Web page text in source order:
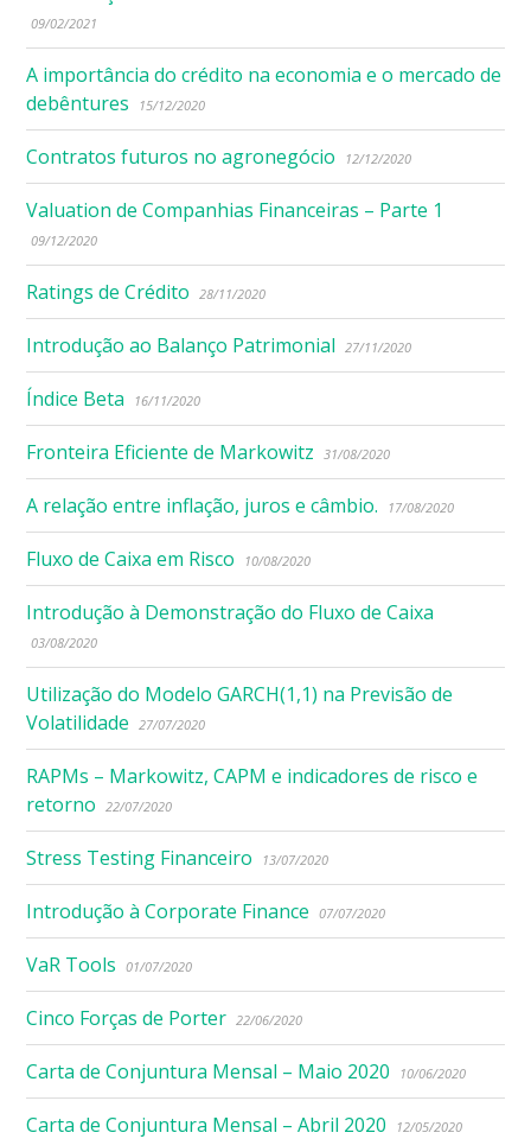
09/02/2021
A importância do crédito na economia e o mercado de
debêntures
15/12/2020
Contratos futuros no agronegócio 12/12/2020
Valuation de Companhias Financeiras – Parte 1
09/12/2020
Ratings de Crédito 28/11/2020
Introdução ao Balanço Patrimonial 27/11/2020
Índice Beta 16/11/2020
Fronteira Eficiente de Markowitz 31/08/2020
A relação entre inflação, juros e câmbio. 17/08/2020
Fluxo de Caixa em Risco 10/08/2020
Introdução à Demonstração do Fluxo de Caixa
03/08/2020
Utilização do Modelo GARCH(1,1) na Previsão de
Volatilidade
27/07/2020
RAPMs – Markowitz, CAPM e indicadores de risco e
retorno
22/07/2020
Stress Testing Financeiro 13/07/2020
Introdução à Corporate Finance 07/07/2020
VaR Tools 01/07/2020
Cinco Forças de Porter 22/06/2020
Carta de Conjuntura Mensal – Maio 2020 10/06/2020
Carta de Conjuntura Mensal – Abril 2020 12/05/2020